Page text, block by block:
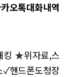
오톡대화내역
킹 ★위자료,스
✓핸드폰도청장